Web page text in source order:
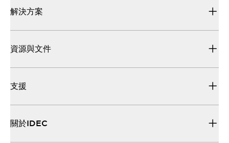
解決方案
資源與文件
支援
關於IDEC